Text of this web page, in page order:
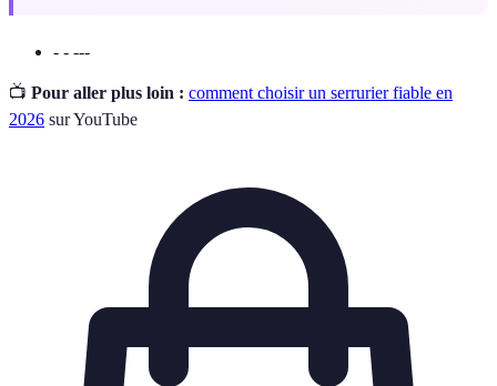
- - ---
📺 Pour aller plus loin : comment choisir un serrurier fiable en
2026 sur YouTube